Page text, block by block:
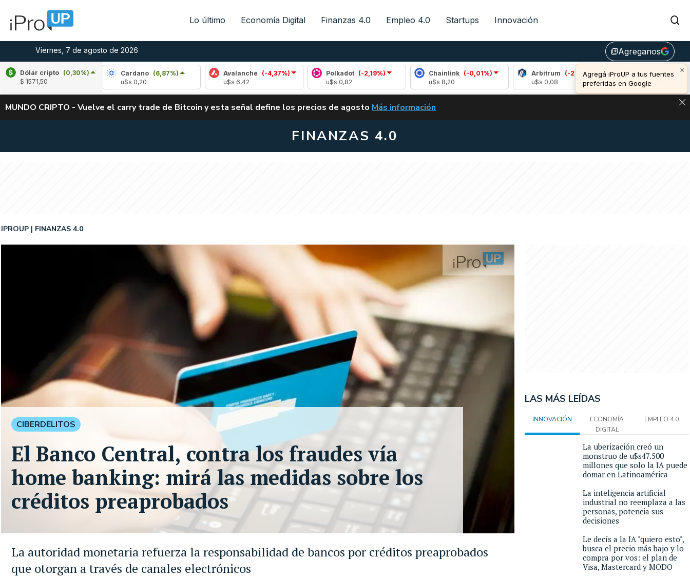
Lo último Economía Digital Finanzas 4.0 Empleo 4.0 Startups Innovación
Viernes, 7 de agosto de 2026 library_addAgreganos
×
Agregá iProUP a tus fuentes
preferidas en Google
Dólar cripto (0,30%)
$ 1571,50
(-2,34%)
Cardano (6,87%)
Avalanche (-4,37%)
Polkadot (-2,19%)
Chainlink
(-0,01%)
Arbitrum
(-2,04%)
Bitcoin (-0,63%)
u$s 64.366,00
ALERTA
MUNDO CRIPTO - Vuelve el carry trade de Bitcoin y esta señal define los precios de agosto VUELVE EL CARRY TRADE DE BITCOIN Y ESTA SEÑAL DEFINE LOS PRECIOS DE
Más información
FINANZAS 4.0
La autoridad monetaria refuerza la responsabilidad de bancos por créditos preaprobados
que otorgan a través de canales electrónicos
IPROUP FINANZAS 4.0
CIBERDELITOS
El Banco Central, contra los fraudes vía
home banking: mirá las medidas sobre los
créditos preaprobados
LAS MÁS LEÍDAS
INNOVACIÓN
ECONOMÍA
DIGITAL
EMPLEO 4.0
La uberización creó un
monstruo de u$s47.500
millones que solo la IA puede
domar en Latinoamérica
La inteligencia artificial
industrial no reemplaza a las
personas, potencia sus
decisiones
Le decís a la IA "quiero esto",
busca el precio más bajo y lo
compra por vos: el plan de
Visa, Mastercard y MODO